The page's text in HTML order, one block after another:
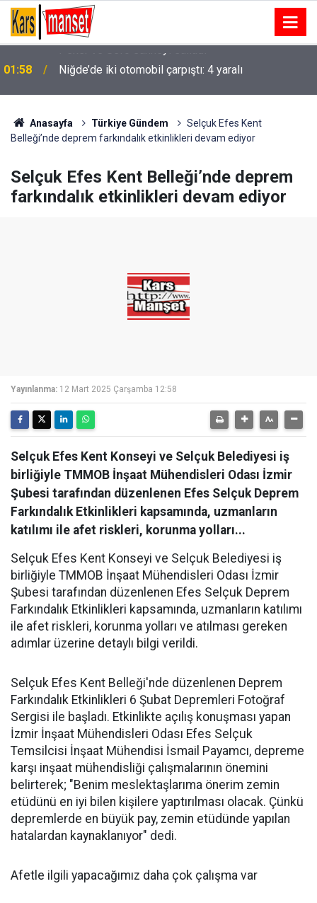
01:58 Niğde’de iki otomobil çarpıştı: 4 yaralı
Anasayfa Türkiye Gündem
Selçuk Efes Kent
Belleği’nde deprem farkındalık etkinlikleri devam ediyor
Selçuk Efes Kent Belleği’nde deprem
farkındalık etkinlikleri devam ediyor
Yayınlanma: 12 Mart 2025 Çarşamba 12:58
Selçuk Efes Kent Konseyi ve Selçuk Belediyesi iş
birliğiyle TMMOB İnşaat Mühendisleri Odası İzmir
Şubesi tarafından düzenlenen Efes Selçuk Deprem
Farkındalık Etkinlikleri kapsamında, uzmanların
katılımı ile afet riskleri, korunma yolları...
Selçuk Efes Kent Konseyi ve Selçuk Belediyesi iş
birliğiyle TMMOB İnşaat Mühendisleri Odası İzmir
Şubesi tarafından düzenlenen Efes Selçuk Deprem
Farkındalık Etkinlikleri kapsamında, uzmanların katılımı
ile afet riskleri, korunma yolları ve atılması gereken
adımlar üzerine detaylı bilgi verildi.
Selçuk Efes Kent Belleği'nde düzenlenen Deprem
Farkındalık Etkinlikleri 6 Şubat Depremleri Fotoğraf
Sergisi ile başladı. Etkinlikte açılış konuşması yapan
İzmir İnşaat Mühendisleri Odası Efes Selçuk
Temsilcisi İnşaat Mühendisi İsmail Payamcı, depreme
karşı inşaat mühendisliği çalışmalarının önemini
belirterek; "Benim meslektaşlarıma önerim zemin
etüdünü en iyi bilen kişilere yaptırılması olacak. Çünkü
depremlerde en büyük pay, zemin etüdünde yapılan
hatalardan kaynaklanıyor" dedi.
Afetle ilgili yapacağımız daha çok çalışma var